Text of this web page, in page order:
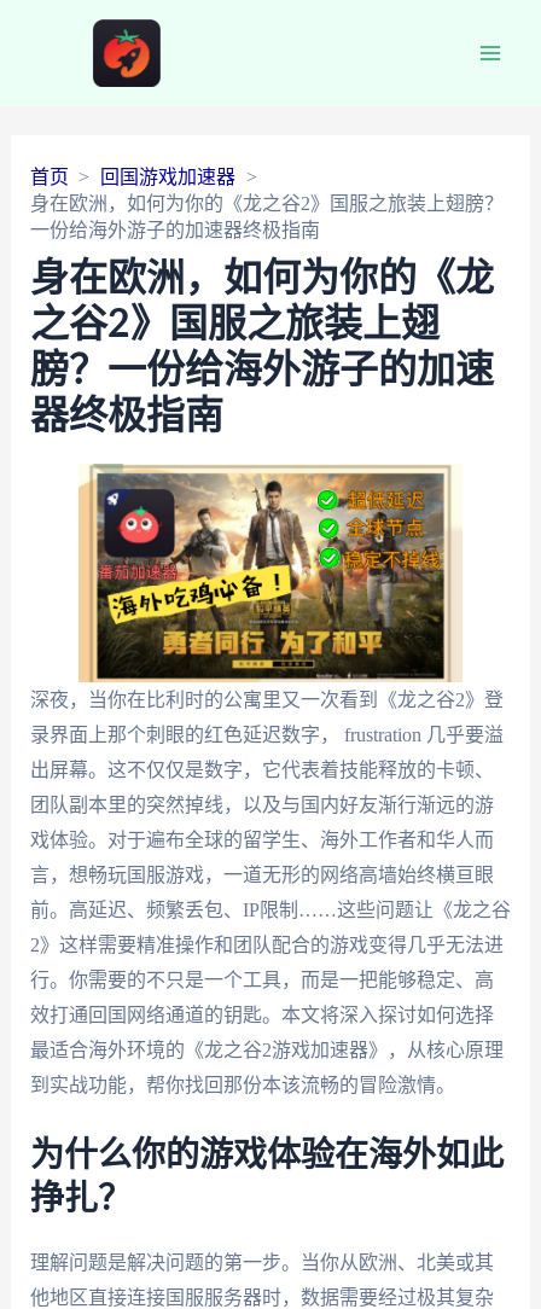
首页
回国游戏加速器
身在欧洲，如何为你的《龙之谷2》国服之旅装上翅膀？
一份给海外游子的加速器终极指南
身在欧洲，如何为你的《龙
之谷2》国服之旅装上翅
膀？一份给海外游子的加速
器终极指南
深夜，当你在比利时的公寓里又一次看到《龙之谷2》登
录界面上那个刺眼的红色延迟数字， frustration 几乎要溢
出屏幕。这不仅仅是数字，它代表着技能释放的卡顿、
团队副本里的突然掉线，以及与国内好友渐行渐远的游
戏体验。对于遍布全球的留学生、海外工作者和华人而
言，想畅玩国服游戏，一道无形的网络高墙始终横亘眼
前。高延迟、频繁丢包、IP限制……这些问题让《龙之谷
2》这样需要精准操作和团队配合的游戏变得几乎无法进
行。你需要的不只是一个工具，而是一把能够稳定、高
效打通回国网络通道的钥匙。本文将深入探讨如何选择
最适合海外环境的《龙之谷2游戏加速器》，从核心原理
到实战功能，帮你找回那份本该流畅的冒险激情。
为什么你的游戏体验在海外如此
挣扎？
理解问题是解决问题的第一步。当你从欧洲、北美或其
他地区直接连接国服服务器时，数据需要经过极其复杂